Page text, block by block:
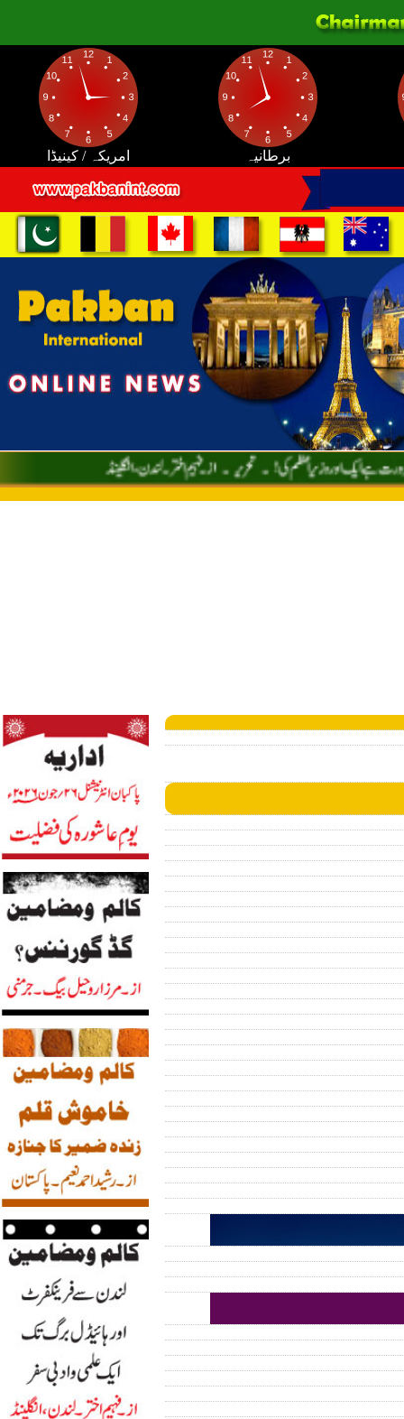
امریکہ / کینیڈا برطانیہ